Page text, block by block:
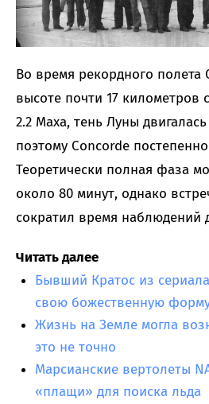
Во время рекордного полета
высоте почти 17 километров
2.2 Маха, тень Луны
поэтому Concorde
Теоретически полная фаза
около 80 минут, однако
сократил время наблюдений
Читать далее
Бывший Кратос из
свою божественную
Жизнь на Земле могла
это не точно
Марсианские вертолеты
«плащи» для поиска льда